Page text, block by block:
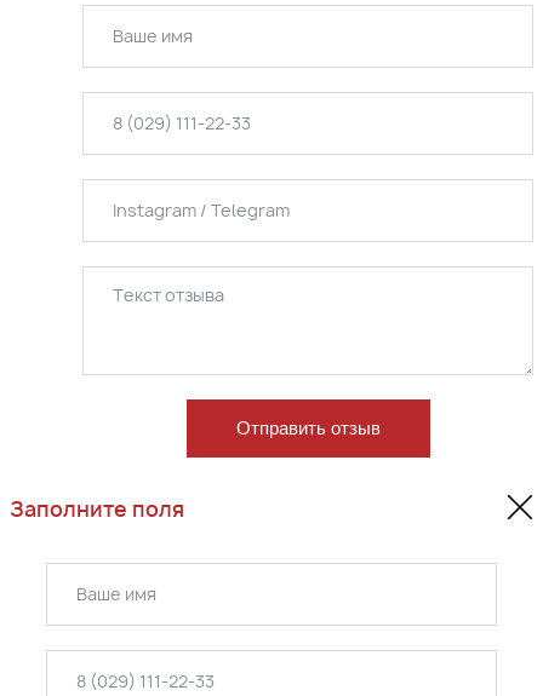
Отправить отзыв
Заполните поля